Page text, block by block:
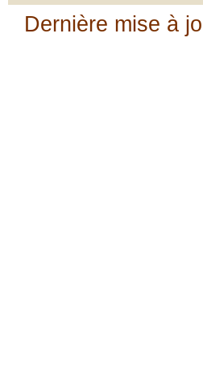
Dernière mise à